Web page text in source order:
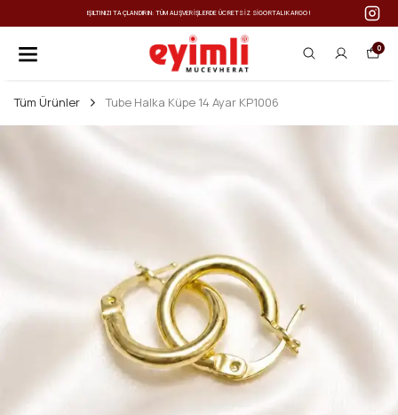
IŞILTINIZI TAÇLANDIRIN: TÜM ALIŞVERIŞLERDE ÜCRETSIZ SIGORTALI KARGO!
0
Tüm Ürünler Tube Halka Küpe 14 Ayar KP1006